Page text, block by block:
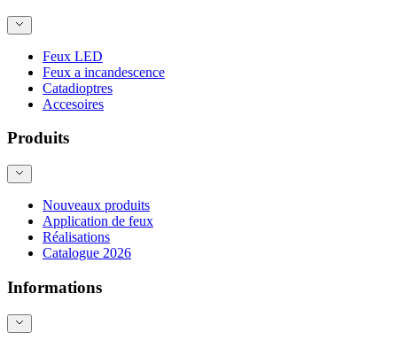
Feux LED
Feux a incandescence
Catadioptres
Accesoires
Produits
Nouveaux produits
Application de feux
Réalisations
Catalogue 2026
Informations